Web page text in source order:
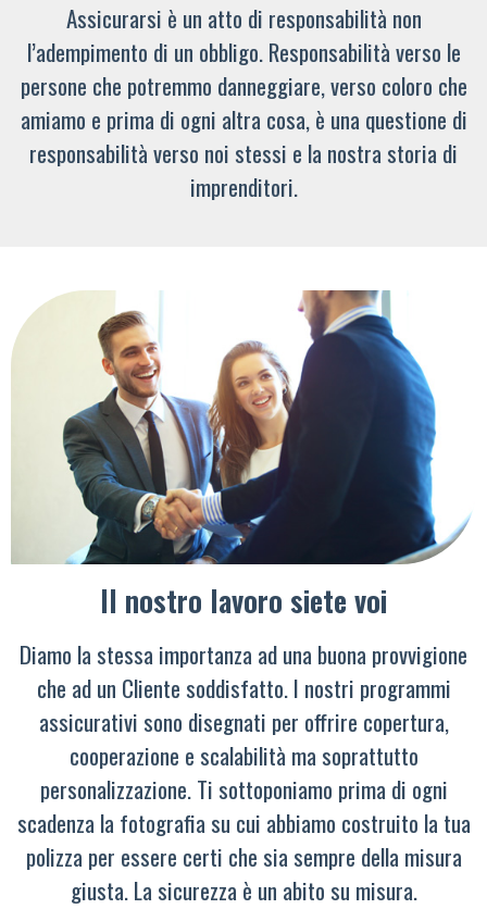
Assicurarsi è un atto di responsabilità non
l’adempimento di un obbligo. Responsabilità verso le
persone che potremmo danneggiare, verso coloro che
amiamo e prima di ogni altra cosa, è una questione di
responsabilità verso noi stessi e la nostra storia di
imprenditori.
Il nostro lavoro siete voi
Diamo la stessa importanza ad una buona provvigione
che ad un Cliente soddisfatto. I nostri programmi
assicurativi sono disegnati per offrire copertura,
cooperazione e scalabilità ma soprattutto
personalizzazione. Ti sottoponiamo prima di ogni
scadenza la fotografia su cui abbiamo costruito la tua
polizza per essere certi che sia sempre della misura
giusta. La sicurezza è un abito su misura.